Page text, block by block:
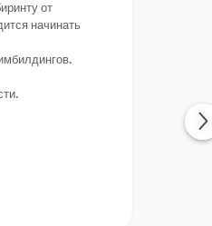
от
начинать